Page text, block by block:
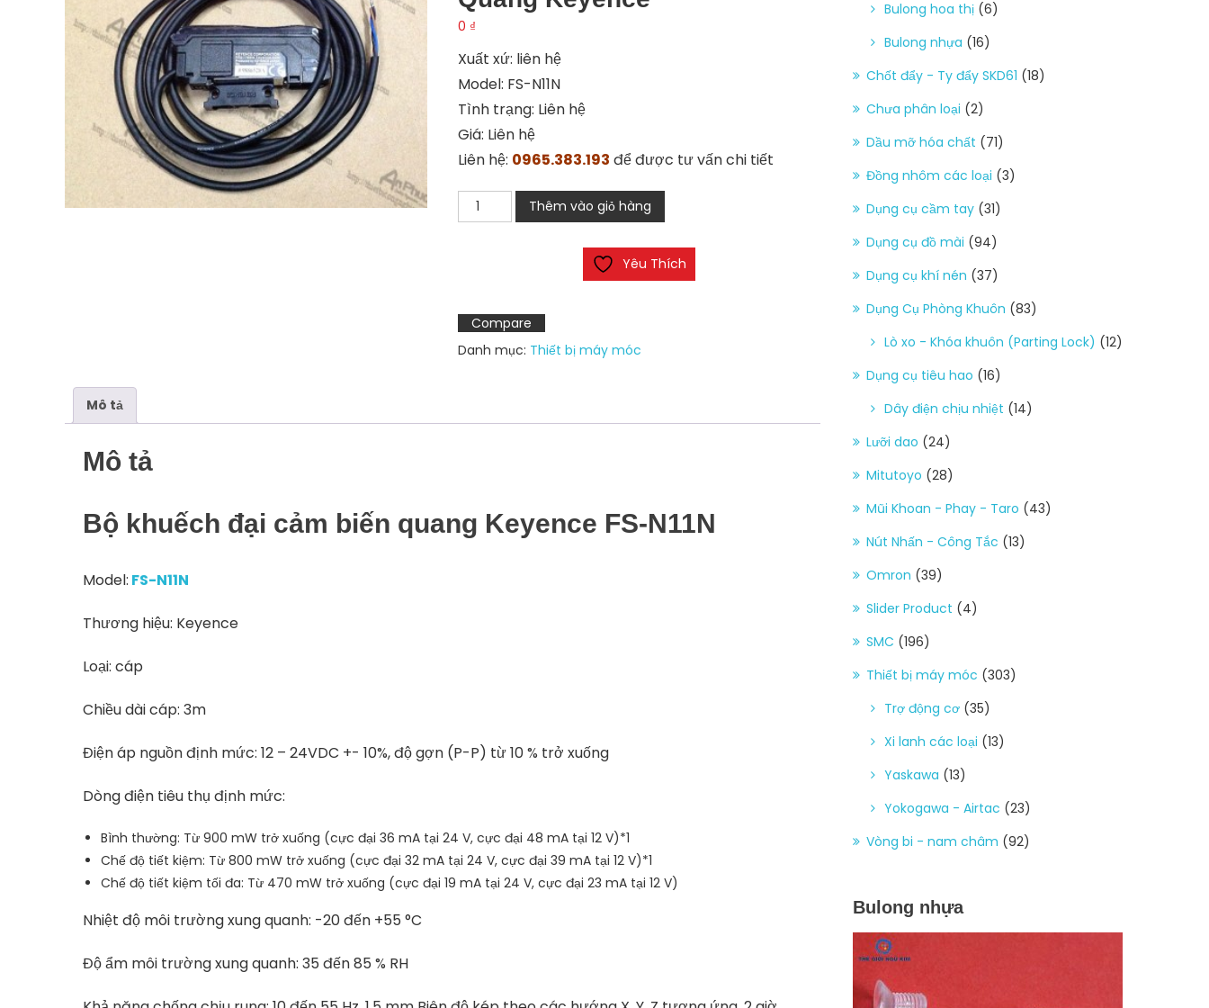
0 ₫
Xuất xứ: liên hệ
Model: FS-N11N
Tình trạng: Liên hệ
Giá: Liên hệ
Liên hệ: 0965.383.193 để được tư vấn chi tiết
khuếch
quang
Keyence
số
Thêm vào giỏ hàng
Yêu Thích
Compare
Danh mục: Thiết bị máy móc
Mô tả
Mô tả
Bộ khuếch đại cảm biến quang Keyence FS-N11N
Model: FS-N11N
Thương hiệu: Keyence
Loại: cáp
Chiều dài cáp: 3m
Điện áp nguồn định mức: 12 – 24VDC +- 10%, độ gợn (P-P) từ 10 % trở xuống
Dòng điện tiêu thụ định mức:
Bình thường: Từ 900 mW trở xuống (cực đại 36 mA tại 24 V, cực đại 48 mA tại 12 V)*1
Chế độ tiết kiệm: Từ 800 mW trở xuống (cực đại 32 mA tại 24 V, cực đại 39 mA tại 12 V)*1
Chế độ tiết kiệm tối đa: Từ 470 mW trở xuống (cực đại 19 mA tại 24 V, cực đại 23 mA tại 12 V)
Nhiệt độ môi trường xung quanh: -20 đến +55 °C
Độ ẩm môi trường xung quanh: 35 đến 85 % RH
Bulong hoa thị (6)
Bulong nhựa (16)
Chốt đẩy - Ty đẩy SKD61 (18)
Chưa phân loại (2)
Dầu mỡ hóa chất (71)
Đồng nhôm các loại (3)
Dụng cụ cầm tay (31)
Dụng cụ đồ mài (94)
Dụng cụ khí nén (37)
Dụng Cụ Phòng Khuôn (83)
Lò xo - Khóa khuôn (Parting Lock) (12)
Dụng cụ tiêu hao (16)
Dây điện chịu nhiệt (14)
Lưỡi dao (24)
Mitutoyo (28)
Mũi Khoan - Phay - Taro (43)
Nút Nhấn - Công Tắc (13)
Omron (39)
Slider Product (4)
SMC (196)
Thiết bị máy móc (303)
Trợ động cơ (35)
Xi lanh các loại (13)
Yaskawa (13)
Yokogawa - Airtac (23)
Vòng bi - nam châm (92)
Bulong nhựa